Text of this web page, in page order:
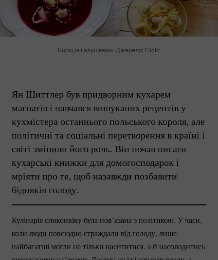
Борщ із галушками. Джерело: Flickr
Ян Шиттлер був придворним кухарем
магнатів і навчався вишуканих рецептів у
кухмістера останнього польського короля, але
політичні та соціальні перетворення в країні і
світі змінили його роль. Він почав писати
кухарські книжки для домогосподарок і
мріяти про те, щоб назавжди позбавити
бідняків голоду.
Кулінарія споконвіку була пов’язана з політикою. У часи,
коли люди повсюдно страждали від голоду, лише
найбагатші могли не тільки насититися, а й насолодитись